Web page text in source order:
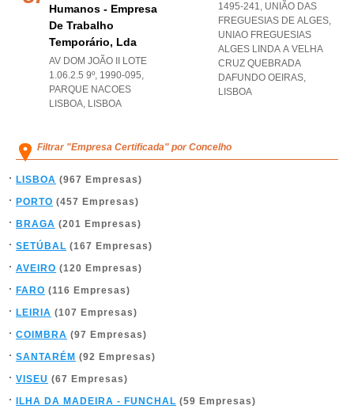
Humanos - Empresa
De Trabalho
Temporário, Lda
AV DOM JOÃO II LOTE
1.06.2.5 9º, 1990-095,
PARQUE NACOES
LISBOA, LISBOA
1495-241, UNIÃO DAS
FREGUESIAS DE ALGES,
UNIAO FREGUESIAS
ALGES LINDA A VELHA
CRUZ QUEBRADA
DAFUNDO OEIRAS,
LISBOA
Filtrar "Empresa Certificada" por Concelho
LISBOA (967 Empresas)
PORTO (457 Empresas)
BRAGA (201 Empresas)
SETÚBAL (167 Empresas)
AVEIRO (120 Empresas)
FARO (116 Empresas)
LEIRIA (107 Empresas)
COIMBRA (97 Empresas)
SANTARÉM (92 Empresas)
VISEU (67 Empresas)
ILHA DA MADEIRA - FUNCHAL (59 Empresas)